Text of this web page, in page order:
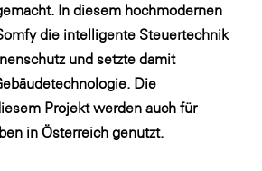
In diesem hochmodernen
die intelligente Steuertechnik
und setzte damit
Die
Projekt werden auch für
in Österreich genutzt.